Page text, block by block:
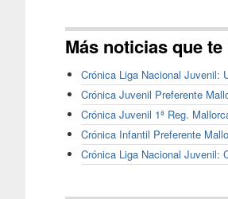
Más noticias que
Crónica Liga Nacional Juvenil:
Crónica Juvenil Preferente
Crónica Juvenil 1ª Reg.
Crónica Infantil Preferente
Crónica Liga Nacional Juvenil: